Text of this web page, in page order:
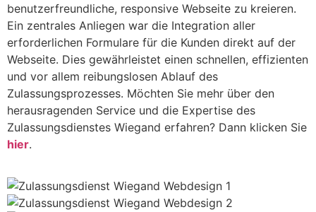
benutzerfreundliche, responsive Webseite zu kreieren.
Ein zentrales Anliegen war die Integration aller
erforderlichen Formulare für die Kunden direkt auf der
Webseite. Dies gewährleistet einen schnellen, effizienten
und vor allem reibungslosen Ablauf des
Zulassungsprozesses. Möchten Sie mehr über den
herausragenden Service und die Expertise des
Zulassungsdienstes Wiegand erfahren? Dann klicken Sie
hier.